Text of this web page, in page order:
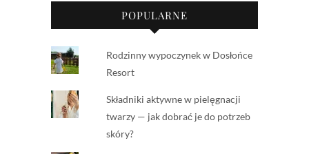
POPULARNE
Rodzinny wypoczynek w Dosłońce
Resort
Składniki aktywne w pielęgnacji
twarzy — jak dobrać je do potrzeb
skóry?